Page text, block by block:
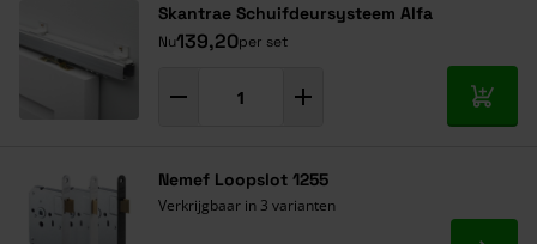
Skantrae Schuifdeursysteem Alfa
Nu139,20per set
In
Nemef Loopslot 1255
Verkrijgbaar in 3 varianten